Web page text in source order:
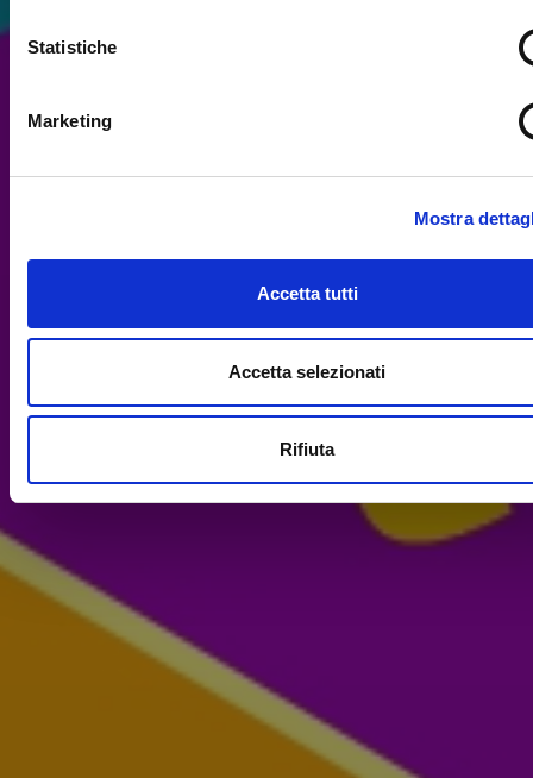
Statistiche
Marketing
Mostra
Accetta tutti
Accetta selezionati
Rifiuta